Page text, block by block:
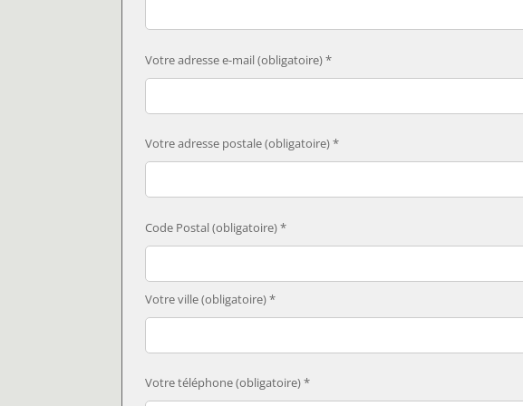
Votre adresse e-mail (obligatoire) *
Votre adresse postale (obligatoire) *
Code Postal (obligatoire) *
Votre ville (obligatoire) *
Votre téléphone (obligatoire) *